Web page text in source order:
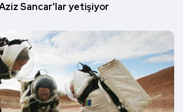
Sancar'lar yetişiyor